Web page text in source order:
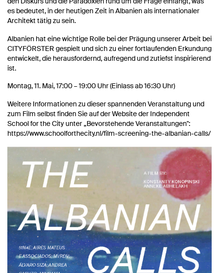
es bedeutet, in der heutigen Zeit in Albanien als internationaler
Architekt tätig zu sein.
Albanien hat eine wichtige Rolle bei der Prägung unserer Arbeit bei
CITYFÖRSTER gespielt und sich zu einer fortlaufenden Erkundung
entwickelt, die herausfordernd, aufregend und zutiefst inspirierend
ist.
Montag, 11. Mai, 17:00 – 19:00 Uhr (Einlass ab 16:30 Uhr)
Weitere Informationen zu dieser spannenden Veranstaltung und
zum Film selbst finden Sie auf der Website der Independent
School for the City unter „Bevorstehende Veranstaltungen":
https://www.schoolforthecity.nl/film-screening-the-albanian-calls/